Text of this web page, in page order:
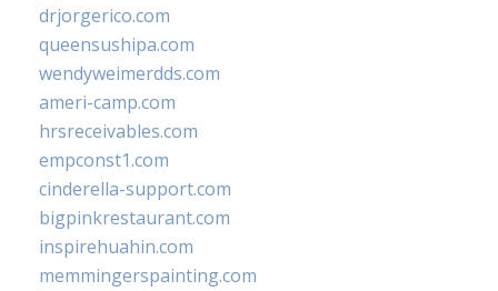
drjorgerico.com
queensushipa.com
wendyweimerdds.com
ameri-camp.com
hrsreceivables.com
empconst1.com
cinderella-support.com
bigpinkrestaurant.com
inspirehuahin.com
memmingerspainting.com